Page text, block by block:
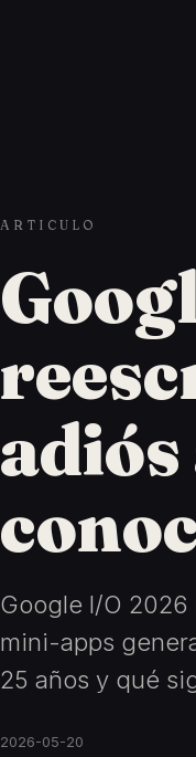
ARTICULO
adiós
Google I/O
mini-apps
25 años y qué
2026-05-20